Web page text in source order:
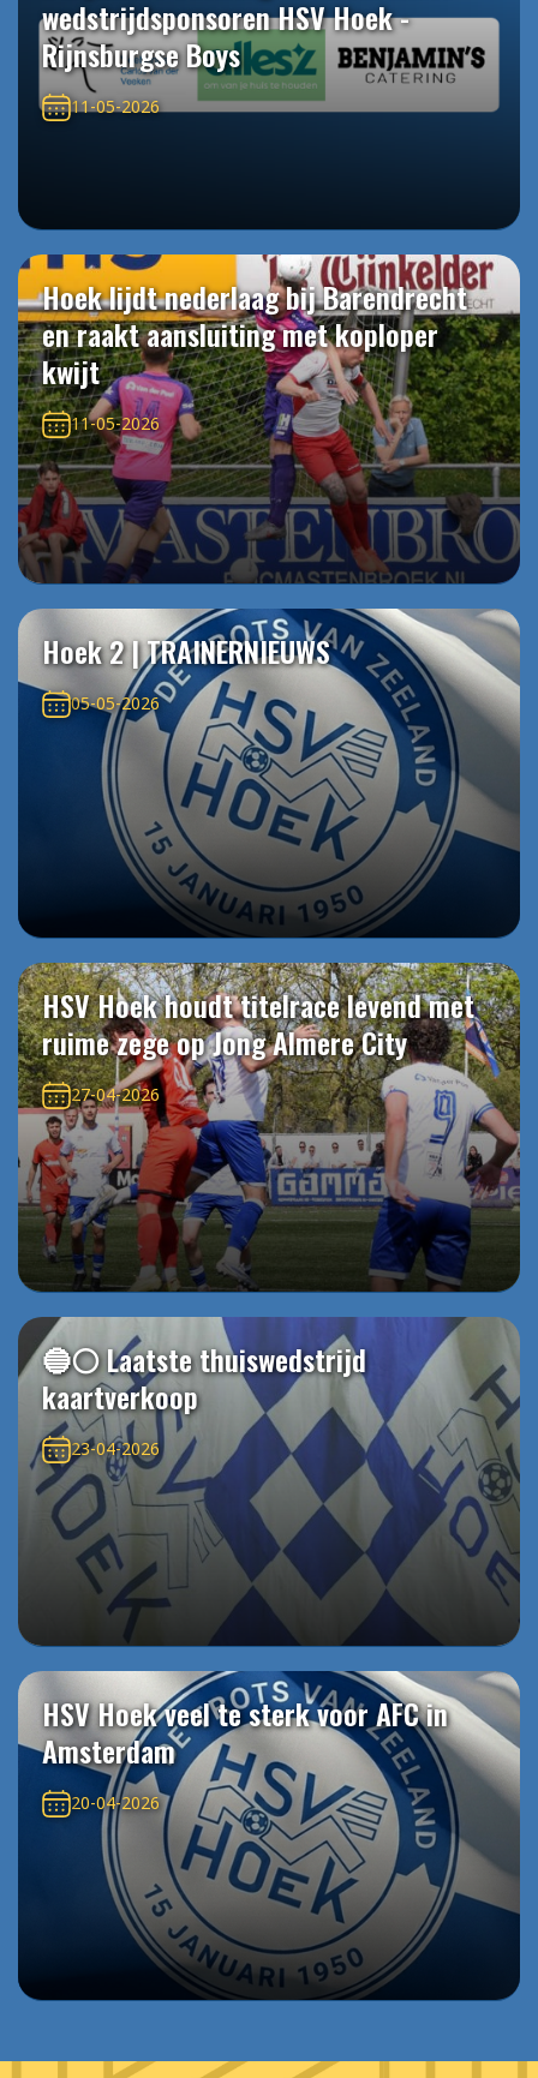
wedstrijdsponsoren HSV Hoek -
Rijnsburgse Boys
11-05-2026
Hoek lijdt nederlaag bij Barendrecht
en raakt aansluiting met koploper
kwijt
11-05-2026
Hoek 2 | TRAINERNIEUWS
05-05-2026
HSV Hoek houdt titelrace levend met
ruime zege op Jong Almere City
27-04-2026
🔵⚪️ Laatste thuiswedstrijd
kaartverkoop
23-04-2026
HSV Hoek veel te sterk voor AFC in
Amsterdam
20-04-2026